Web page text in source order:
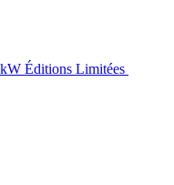
Éditions Limitées